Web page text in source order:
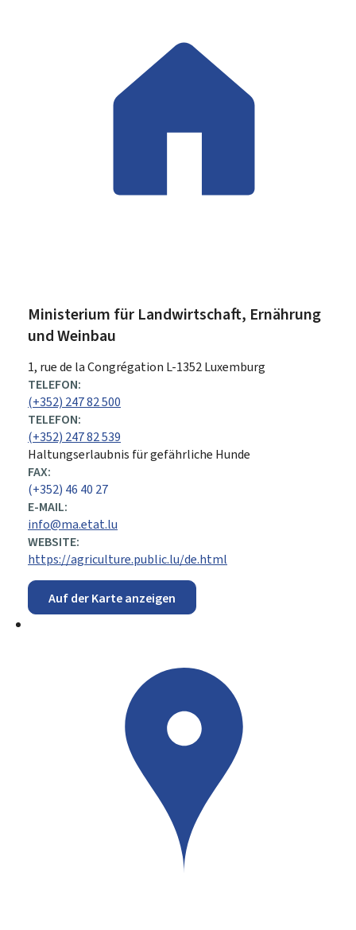
Ministerium für Landwirtschaft, Ernährung
und Weinbau
ADRESSE:
1, rue de la Congrégation L-1352Luxemburg
TELEFON:
(+352) 247 82 500
TELEFON:
(+352) 247 82 539
Haltungserlaubnis für gefährliche Hunde
FAX:
(+352) 46 40 27
E-MAIL:
info@ma.etat.lu
WEBSITE:
https://agriculture.public.lu/de.html
Auf der Karte anzeigen